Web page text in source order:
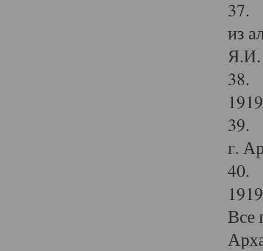
37.
из
Я.И.
38.
39.
г.
40.
Все